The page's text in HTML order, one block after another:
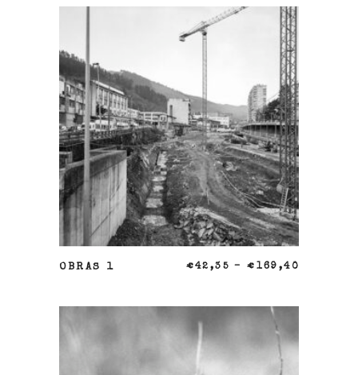
SELECCIONAR OPCIONES
OBRAS 1 €42,35 –€ 169,40